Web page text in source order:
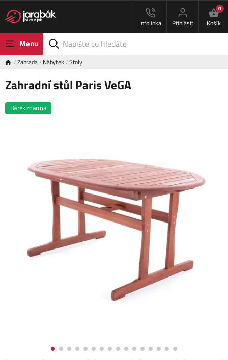
Infolinka Přihlásit
0
Košík
Menu
Zahrada Nábytek Stoly
Zahradní stůl Paris VeGA
Dárek zdarma